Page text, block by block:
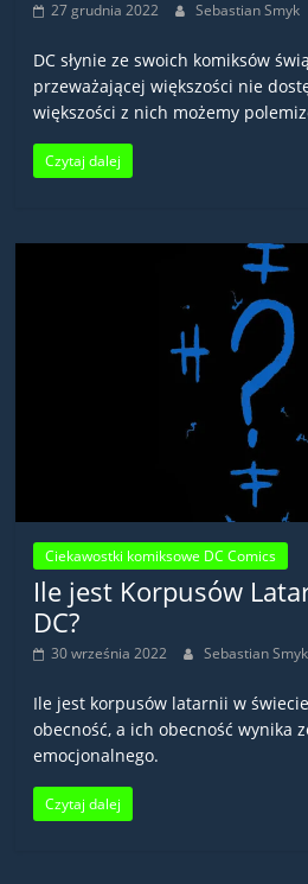
27 grudnia 2022 Sebastian Smyk
DC słynie ze swoich komiksów
przeważającej większości nie
większości z nich możemy
Czytaj dalej
Ciekawostki komiksowe DC Comics
Ile jest Korpusów
DC?
30 września 2022 Sebastian Smyk
Ile jest korpusów latarnii w
obecność, a ich obecność wynika
emocjonalnego.
Czytaj dalej